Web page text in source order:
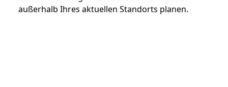
außerhalb Ihres aktuellen Standorts planen.